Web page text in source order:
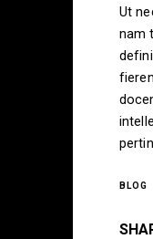
Ut
nam
BLOG